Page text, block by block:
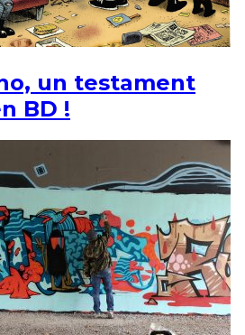
un testament
BD !